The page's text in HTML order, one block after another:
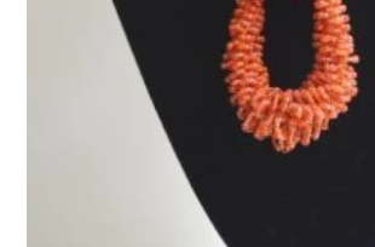
¿Deseas
ayuda